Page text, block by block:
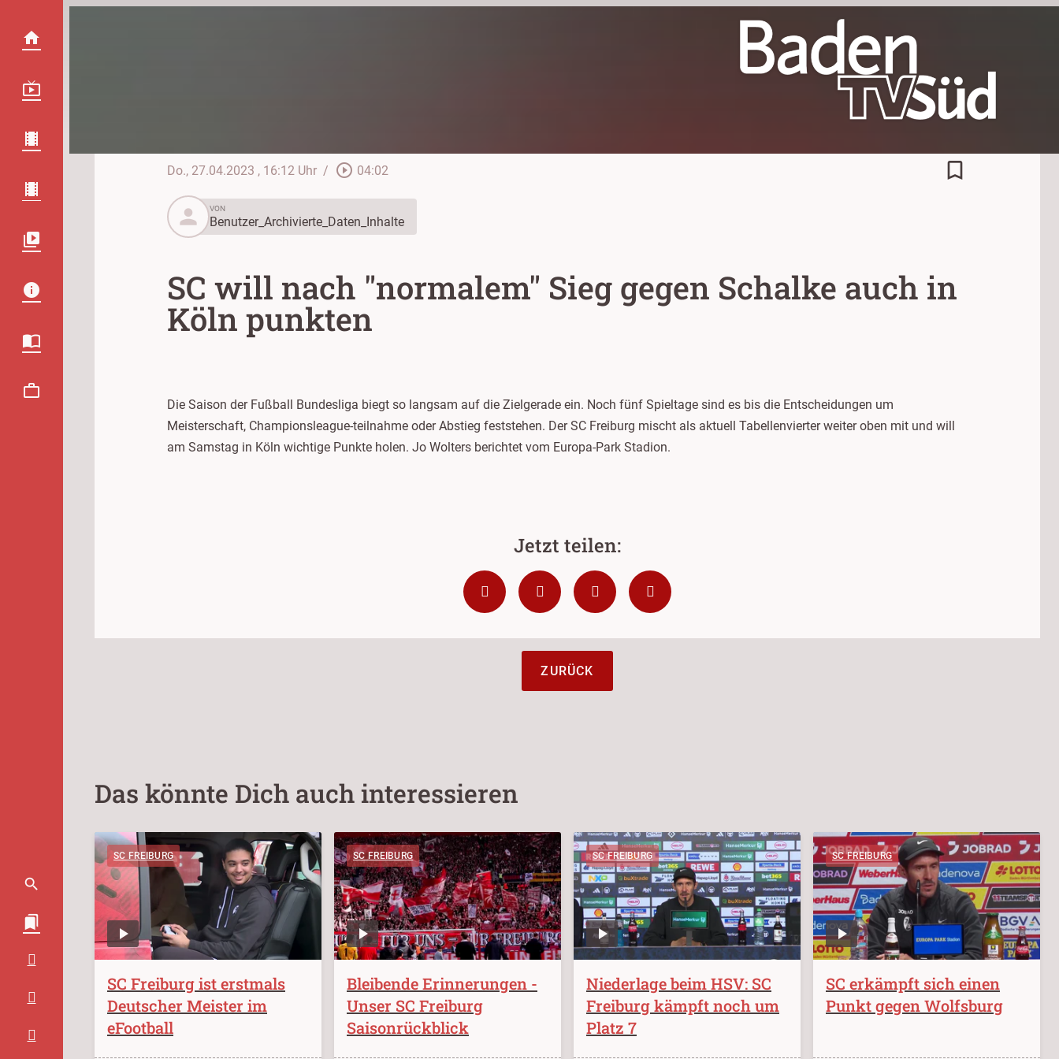
Do., 27.04.2023 , 16:12 Uhr / play_circle_outline 04:02
bookmark_border
person
VON
Benutzer_Archivierte_Daten_Inhalte
SC will nach "normalem" Sieg gegen Schalke auch in
Köln punkten
Die Saison der Fußball Bundesliga biegt so langsam auf die Zielgerade ein. Noch fünf Spieltage sind es bis die Entscheidungen um
Meisterschaft, Championsleague-teilnahme oder Abstieg feststehen. Der SC Freiburg mischt als aktuell Tabellenvierter weiter oben mit und will
am Samstag in Köln wichtige Punkte holen. Jo Wolters berichtet vom Europa-Park Stadion.
ZURÜCK
Das könnte Dich auch interessieren
SC FREIBURG
SC Freiburg ist erstmals
Deutscher Meister im
eFootball
SC FREIBURG
Bleibende Erinnerungen -
Unser SC Freiburg
Saisonrückblick
SC FREIBURG
Niederlage beim HSV: SC
Freiburg kämpft noch um
Platz 7
SC FREIBURG
SC erkämpft sich einen
Punkt gegen Wolfsburg